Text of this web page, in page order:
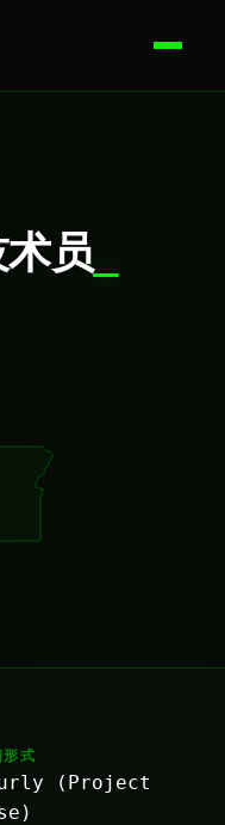
员
形式
(Project